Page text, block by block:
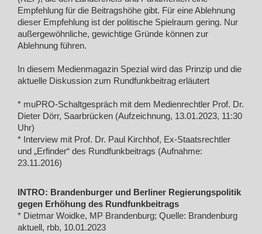
Empfehlung für die Beitragshöhe gibt. Für eine Ablehnung
dieser Empfehlung ist der politische Spielraum gering. Nur
außergewöhnliche, gewichtige Gründe können zur
Ablehnung führen.
In diesem Medienmagazin Spezial wird das Prinzip und die
aktuelle Diskussion zum Rundfunkbeitrag erläutert
* muPRO-Schaltgespräch mit dem Medienrechtler Prof. Dr.
Dieter Dörr, Saarbrücken (Aufzeichnung, 13.01.2023, 11:30
Uhr)
* Interview mit Prof. Dr. Paul Kirchhof, Ex-Staatsrechtler
und „Erfinder“ des Rundfunkbeitrags (Aufnahme:
23.11.2016)
INTRO: Brandenburger und Berliner Regierungspolitik
gegen Erhöhung des Rundfunkbeitrags
* Dietmar Woidke, MP Brandenburg; Quelle: Brandenburg
aktuell, rbb, 10.01.2023